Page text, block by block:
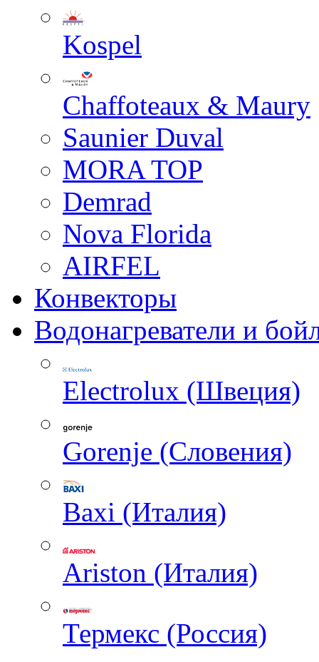
Kospel
Chaffoteaux & Maury
Saunier Duval
MORA TOP
Demrad
Nova Florida
AIRFEL
Конвекторы
Водонагреватели и
Electrolux (Швеция)
Gorenje (Словения)
Baxi (Италия)
Ariston (Италия)
Термекс (Россия)